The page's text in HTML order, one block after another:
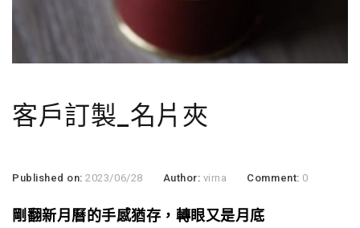
客戶訂製_名片夾
Published on:2023/06/28 Author: virna Comment: 0
剛翻新月曆的手感猶存， 轉眼又是月底